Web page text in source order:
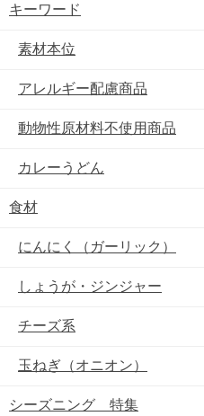
キーワード
素材本位
アレルギー配慮商品
動物性原材料不使用商品
カレーうどん
食材
にんにく（ガーリック）
しょうが・ジンジャー
チーズ系
玉ねぎ（オニオン）
シーズニング 特集